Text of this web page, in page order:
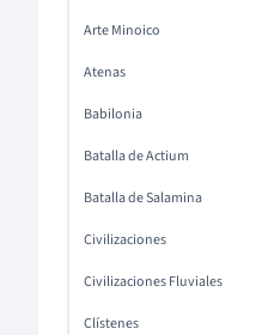
Arte Minoico
Atenas
Babilonia
Batalla de Actium
Batalla de Salamina
Civilizaciones
Civilizaciones Fluviales
Clístenes